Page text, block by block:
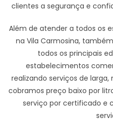
clientes a segurança e
Além de atender a todos os
na Vila Carmosina,
todos os principais
estabelecimentos
realizando serviços de
cobramos preço baixo por
serviço por certificado e